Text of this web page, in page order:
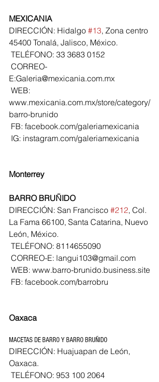
MEXICANIA
DIRECCIÓN: Hidalgo #13, Zona centro
45400 Tonalá, Jalisco, México.
TELÉFONO: 33 3683 0152
E:Galeria@mexicania.com.mx
www.mexicania.com.mx/store/category/
barro-brunido
FB: facebook.com/galeriamexicania
IG: instagram.com/galeriamexicania
Monterrey
BARRO BRUÑIDO
DIRECCIÓN: San Francisco #212, Col.
La Fama 66100, Santa Catarina, Nuevo
León, México.
TELÉFONO: 8114655090
CORREO-E: langui103@gmail.com
WEB: www.barro-brunido.business.site
FB: facebook.com/barrobru
Oaxaca
MACETAS DE BARRO Y BARRO BRUÑIDO
DIRECCIÓN: Huajuapan de León,
Oaxaca.
TELÉFONO: 953 100 2064